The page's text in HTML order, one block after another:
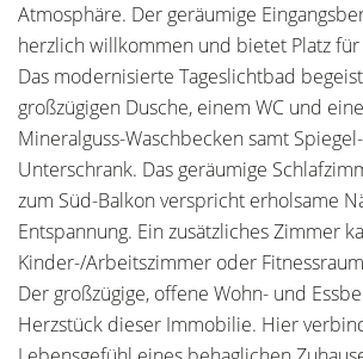
Atmosphäre. Der geräumige
herzlich willkommen und bietet Platz
Das modernisierte Tageslichtbad
großzügigen Dusche, einem WC und
Mineralguss-Waschbecken samt
Unterschrank. Das geräumige
zum Süd-Balkon verspricht erholsame
Entspannung. Ein zusätzliches Zimmer
Kinder-/Arbeitszimmer oder
Der großzügige, offene Wohn- und
Herzstück dieser Immobilie. Hier